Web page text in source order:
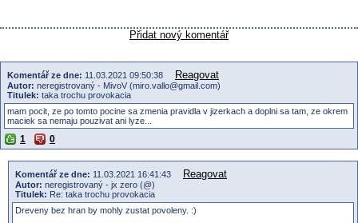
Přidat nový komentář
Komentář ze dne: 11.03.2021 09:50:38 Reagovat
Autor: neregistrovaný - MivoV (miro.vallo@gmail.com)
Titulek: taka trochu provokacia
mam pocit, ze po tomto pocine sa zmenia pravidla v jizerkach a doplni sa tam, ze okrem
maciek sa nemaju pouzivat ani lyze...
1 0
Komentář ze dne: 11.03.2021 16:41:43 Reagovat
Autor: neregistrovaný - jx zero (@)
Titulek: Re: taka trochu provokacia
Dreveny bez hran by mohly zustat povoleny. :)